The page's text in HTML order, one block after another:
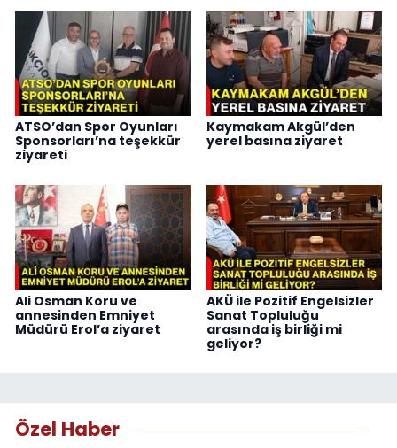
ATSO’dan Spor Oyunları
Sponsorları’na teşekkür
ziyareti
Kaymakam Akgül’den
yerel basına ziyaret
Ali Osman Koru ve
annesinden Emniyet
Müdürü Erol’a ziyaret
AKÜ ile Pozitif Engelsizler
Sanat Topluluğu
arasında iş birliği mi
geliyor?
Özel Haber